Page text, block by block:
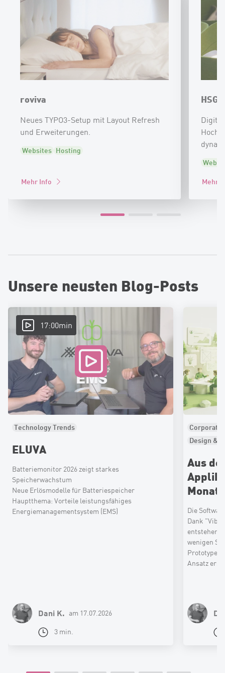
roviva
Neues TYPO3-Setup mit Layout Refresh
und Erweiterungen.
Websites Hosting
Mehr Info
HSG
Mehr
Unsere neusten Blog-Posts
17:00min
Technology Trends
ELUVA
Batteriemonitor 2026 zeigt starkes
Speicherwachstum
Neue Erlösmodelle für Batteriespeicher
Hauptthema: Vorteile leistungsfähiges
Energiemanagementsystem (EMS)
Dani K. am 17.07.2026
3 min.
Corporate
Design &
Aus
Die
Dank
entstehen
wenigen
Prototypen
Ansatz